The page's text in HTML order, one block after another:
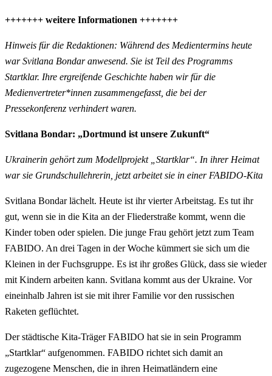
+++++++ weitere Informationen +++++++
Hinweis für die Redaktionen: Während des Medientermins heute
war Svitlana Bondar anwesend. Sie ist Teil des Programms
Startklar. Ihre ergreifende Geschichte haben wir für die
Medienvertreter*innen zusammengefasst, die bei der
Pressekonferenz verhindert waren.
Svitlana Bondar: „Dortmund ist unsere Zukunft“
Ukrainerin gehört zum Modellprojekt „Startklar“. In ihrer Heimat
war sie Grundschullehrerin, jetzt arbeitet sie in einer FABIDO-Kita
Svitlana Bondar lächelt. Heute ist ihr vierter Arbeitstag. Es tut ihr
gut, wenn sie in die Kita an der Fliederstraße kommt, wenn die
Kinder toben oder spielen. Die junge Frau gehört jetzt zum Team
FABIDO. An drei Tagen in der Woche kümmert sie sich um die
Kleinen in der Fuchsgruppe. Es ist ihr großes Glück, dass sie wieder
mit Kindern arbeiten kann. Svitlana kommt aus der Ukraine. Vor
eineinhalb Jahren ist sie mit ihrer Familie vor den russischen
Raketen geflüchtet.
Der städtische Kita-Träger FABIDO hat sie in sein Programm
„Startklar“ aufgenommen. FABIDO richtet sich damit an
zugezogene Menschen, die in ihren Heimatländern eine